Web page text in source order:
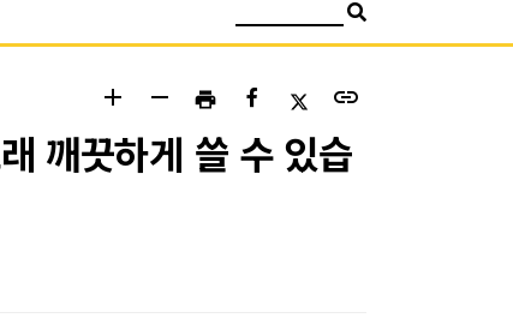
add remove print link
깨끗하게 쓸 수 있습